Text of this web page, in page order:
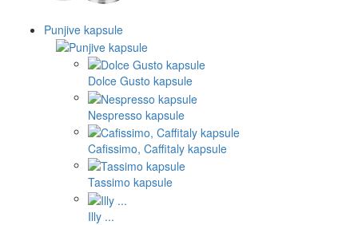
Punjive kapsule
Dolce Gusto kapsule
Nespresso kapsule
Cafissimo, Caffitaly kapsule
Tassimo kapsule
Illy ...